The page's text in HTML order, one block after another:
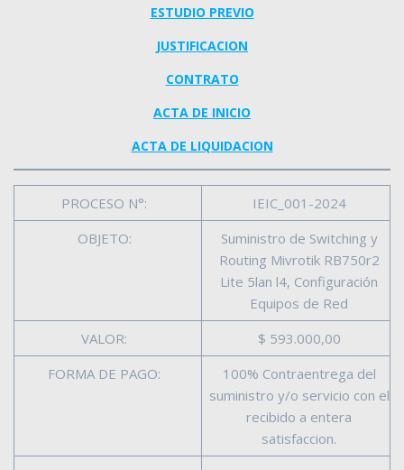
ESTUDIO PREVIO
JUSTIFICACION
CONTRATO
ACTA DE INICIO
ACTA DE LIQUIDACION
PROCESO N°:
IEIC_001-2024
OBJETO:
Suministro de Switching y
Routing Mivrotik RB750r2
Lite 5lan l4, Configuración
Equipos de Red
VALOR:
$ 593.000,00
FORMA DE PAGO:
100% Contraentrega del
suministro y/o servicio con el
recibido a entera
satisfaccion.